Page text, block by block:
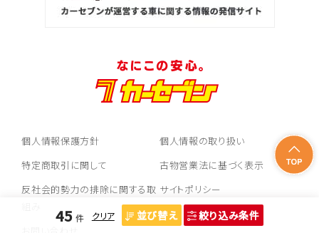
トヨタ
ランドクルーザー
45 件 クリア 並び替え 絞り込み条件
個人情報保護方針
個人情報の取り扱い
特定商取引に関して
古物営業法に基づく表示
反社会的勢力の排除に関する取 サイトポリシー